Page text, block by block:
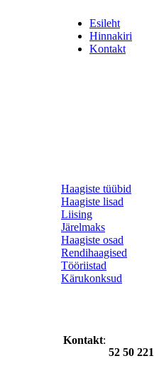
Esileht
Hinnakiri
Kontakt
Haagiste tüübid
Haagiste lisad
Liising
Järelmaks
Haagiste osad
Rendihaagised
Tööriistad
Kärukonksud
Kontakt:
52 50 221